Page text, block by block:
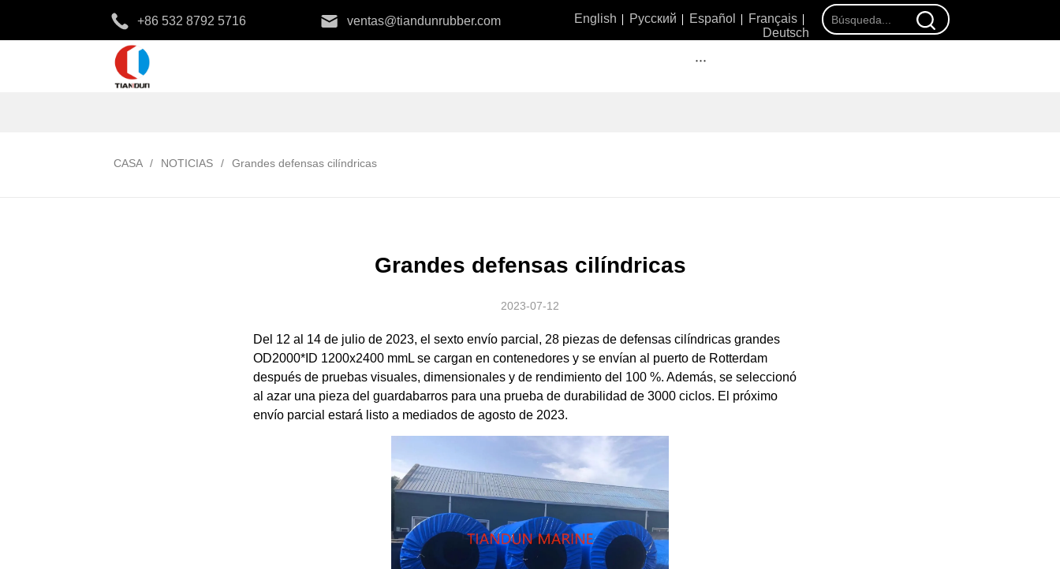
+86 532 8792 5716 ventas@tiandunrubber.com English Русский Español
Français
Deutsch
···
CASA / NOTICIAS / Grandes defensas cilíndricas
Grandes defensas cilíndricas
2023-07-12